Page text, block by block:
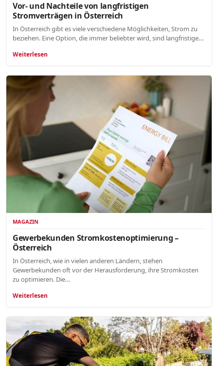
Vor- und Nachteile von langfristigen
Stromverträgen in Österreich
In Österreich gibt es viele verschiedene Möglichkeiten, Strom zu
beziehen. Eine Option, die immer beliebter wird, sind langfristige…
Weiterlesen
MAGAZIN
Gewerbekunden Stromkostenoptimierung –
Österreich
In Österreich, wie in vielen anderen Ländern, stehen
Gewerbekunden oft vor der Herausforderung, ihre Stromkosten
zu optimieren. Die…
Weiterlesen